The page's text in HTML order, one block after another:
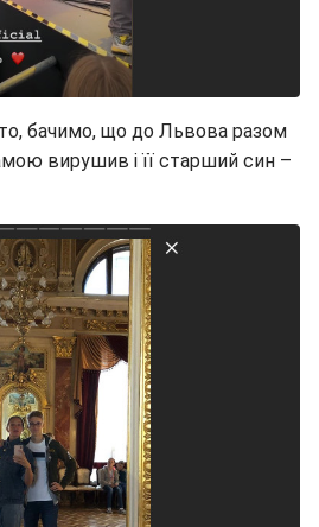
бачимо, що до Львова разом
вирушив і її старший син –